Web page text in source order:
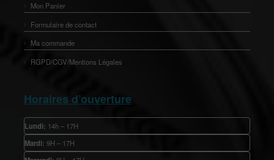
Mon Panier
Formulaire de contact
Ma commande
RGPD/CGV/Mentions Légales
Horaires d’ouverture
Lundi: 14h – 17H
Mardi: 9H – 17H